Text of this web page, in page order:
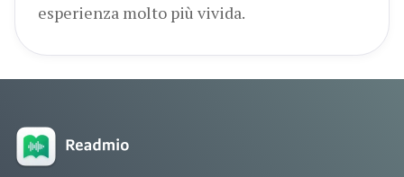
esperienza molto più vivida.